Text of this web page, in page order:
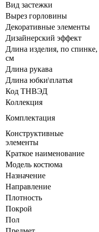
Вид застежки
Вырез горловины
Декоративные элементы
Дизайнерский эффект
Длина изделия, по спинке,
см
Длина рукава
Длина юбки\платья
Код ТНВЭД
Коллекция
Комплектация
Конструктивные
элементы
Краткое наименование
Модель костюма
Назначение
Направление
Плотность
Покрой
Пол